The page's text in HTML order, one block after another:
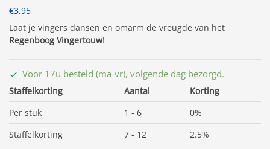
€3,95
Laat je vingers dansen en omarm de vreugde van het
Regenboog Vingertouw!
Voor 17u besteld (ma-vr), volgende dag bezorgd.
Staffelkorting Aantal
Korting
Per stuk
1 - 6
0%
Staffelkorting
7 - 12
2.5%